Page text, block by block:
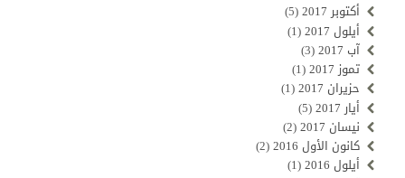
أكتوبر 2017
(5)
أيلول 2017
(1)
آب 2017
(3)
تموز 2017
(1)
حزيران 2017
(1)
أيار 2017
(5)
نيسان 2017
(2)
كانون الأول 2016
(2)
أيلول 2016
(1)